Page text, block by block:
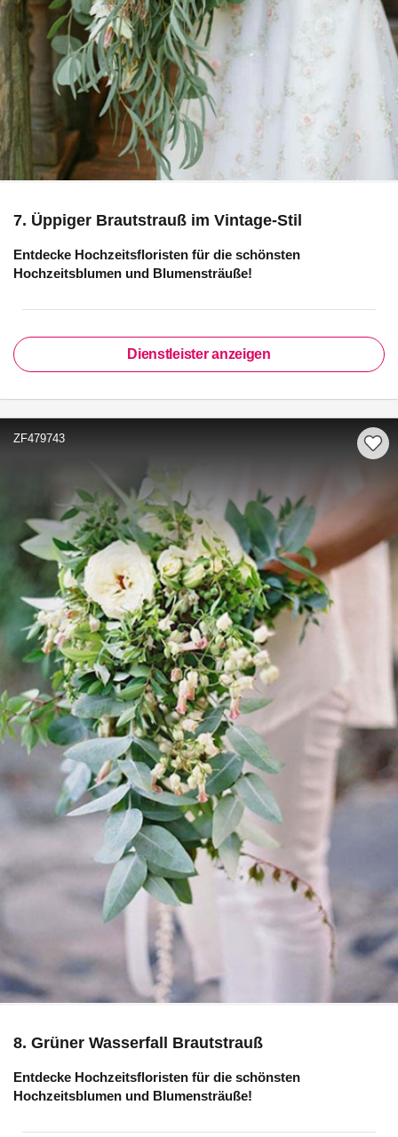
7. Üppiger Brautstrauß im Vintage-Stil
Entdecke Hochzeitsfloristen für die schönsten
Hochzeitsblumen und Blumensträuße!
Dienstleister anzeigen
ZF479743
8. Grüner Wasserfall Brautstrauß
Entdecke Hochzeitsfloristen für die schönsten
Hochzeitsblumen und Blumensträuße!